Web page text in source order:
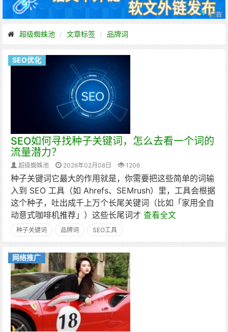
超级蜘蛛池 文章标签 品牌词
SEO优化
SEO如何寻找种子关键词，怎么去看一个词的
流量潜力？
超级蜘蛛池 2026年02月08日 1206
种子关键词它最大的作用就是，你需要把这些简单的词输
入到 SEO 工具（如 Ahrefs、SEMrush）里，工具会根据
这个种子，吐出成千上万个长尾关键词（比如「家用全自
动意式咖啡机推荐」）这些长尾词才 查看全文
种子关键词 品牌词 SEO工具
网络推广